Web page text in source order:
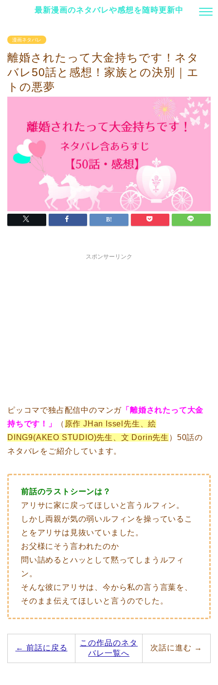
最新漫画のネタバレや感想を随時更新中
漫画ネタバレ
離婚されたって大金持ちです！ネタ
バレ50話と感想！家族との決別｜エ
トの悪夢
スポンサーリンク
ピッコマで独占配信中のマンガ 「離婚されたって大金
持ちです！」
（ 原作 JHan Issel先生、絵
DING9(AKEO STUDIO)先生、文 Dorin先生 ）50話の
ネタバレをご紹介しています。
前話のラストシーンは？
アリサに家に戻ってほしいと言うルフィン。
しかし両親が気の弱いルフィンを操っているこ
とをアリサは見抜いていました。
お父様にそう言われたのか
問い詰めるとハッとして黙ってしまうルフィ
ン。
そんな彼にアリサは、今から私の言う言葉を、
そのまま伝えてほしいと言うのでした。
← 前話に戻る
この作品のネタ
バレ一覧へ
次話に進む →